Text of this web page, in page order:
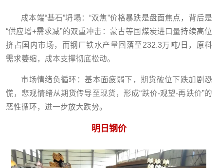
成本端“基石”坍塌：“双焦”价格暴跌是盘面焦点，背后是
“供应增+需求减”的双重冲击：蒙古等国煤炭进口量持续高位
挤占国内市场，而钢厂铁水产量回落至232.3万吨/日，原料
需求萎缩，成本支撑彻底松动。
市场情绪负循环：基本面疲弱下，期货破位下跌加剧恐
慌，悲观情绪从期货传导至现货，形成“跌价-观望-再跌价”的
恶性循环，进一步放大跌势。
明日钢价